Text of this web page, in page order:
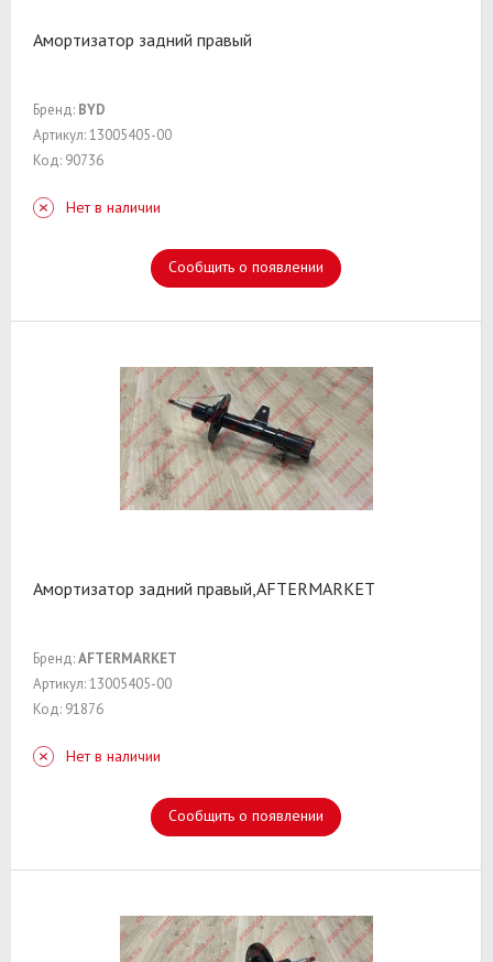
Амортизатор задний правый
Бренд: BYD
Артикул: 13005405-00
Код: 90736
Нет в наличии
Сообщить о появлении
Амортизатор задний правый,AFTERMARKET
Бренд:AFTERMARKET
Артикул: 13005405-00
Код: 91876
Нет в наличии
Сообщить о появлении